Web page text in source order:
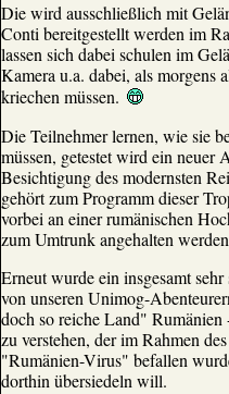
Die wird ausschließlich mit
Conti bereitgestellt werden im
lassen sich dabei schulen im
Kamera u.a. dabei, als morgens
kriechen müssen.
Die Teilnehmer lernen, wie sie
müssen, getestet wird ein
Besichtigung des modernsten
gehört zum Programm dieser
vorbei an einer rumänischen
zum Umtrunk angehalten
Erneut wurde ein insgesamt
von unseren Unimog-
doch so reiche Land" Rumänien
zu verstehen, der im Rahmen
"Rumänien-Virus" befallen
dorthin übersiedeln will.